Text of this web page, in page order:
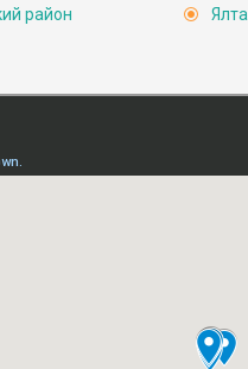
район
Ялта